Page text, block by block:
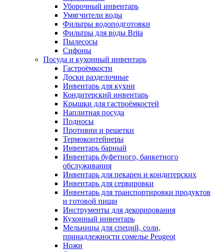
Уборочный инвентарь
Умягчители воды
Фильтры водоподготовки
Фильтры для воды Brita
Пылесосы
Сифоны
Посуда и кухонный инвентарь
Гастроёмкости
Доски разделочные
Инвентарь для кухни
Кондитерский инвентарь
Крышки для гастроёмкостей
Наплитная посуда
Подносы
Противни и решетки
Термоконтейнеры
Инвентарь барный
Инвентарь буфетного, банкетного
обслуживания
Инвентарь для пекарен и кондитерских
Инвентарь для сервировки
Инвентарь для транспортировки продуктов
и готовой пищи
Инструменты для декорирования
Кухонный инвентарь
Мельницы для специй, соли,
принадлежности сомелье Peugeot
Ножи